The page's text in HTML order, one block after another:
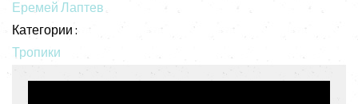
Еремей Лаптев
Категории :
Тропики